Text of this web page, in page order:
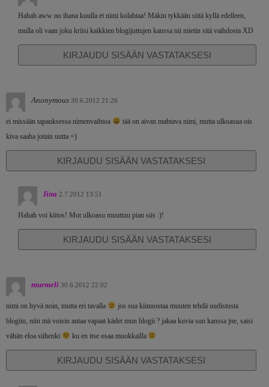
Hahah aww no ihana kuulla et nimi kolahtaa! Mäkin tykkään siitä kyllä edelleen,
mulla oli vaan joku kriisi kaikkien blogijuttujen kanssa nii mietin sitä vaihdosta XD
KIRJAUDU SISÄÄN VASTATAKSESI
Anonymous 30.6.2012 21:26
ei missään tapauksessa nimenvaihtoa
tää on aivan mahtava nimi, mutta ulkoasua ois
kiva saaha jotain uutta =)
KIRJAUDU SISÄÄN VASTATAKSESI
Iina 2.7.2012 13:51
Hahah voi kiitos! Mut ulkoasu muuttuu pian siis :)!
KIRJAUDU SISÄÄN VASTATAKSESI
murmeli 30.6.2012 22:02
nimi on hyvä noin, mutta eri tavalla
jos sua kiinnostaa muuten tehdä uudistusta
blogiin, niin mä voisin antaa vapaat kädet mun blogii ? jakaa kuvia sun kanssa jne, saisi
vähän eloa siihenki
ku en itse osaa muokkailla
KIRJAUDU SISÄÄN VASTATAKSESI